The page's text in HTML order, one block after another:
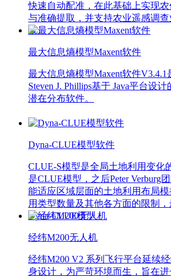
快速自动配准，在此基础上实现
与准确提取，并支持农业遥感调
成。
最大信息熵模型Maxent软件
最大信息熵模型Maxent软件
Steven J. Phillips基于 Java平台设
潜在分布软件。
Dyna-CLUE模型软件
CLUE-S模型是全局土地利用变化
是CLUE模型，之后Peter Verburg
能适应区域层面的土地利用布局
用类型数量及其他各方面的限制
Dyna-CLUE模型。
经纬M200无人机
经纬M200 V2 系列飞行平台延续
身设计，为严苛环境而生，旨在